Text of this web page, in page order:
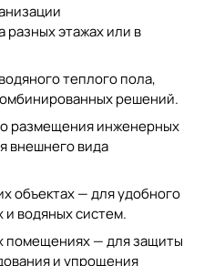
разных этажах или в
теплого пола,
решений.
размещения инженерных
внешнего вида
объектах — для удобного
водяных систем.
помещениях — для защиты
и упрощения